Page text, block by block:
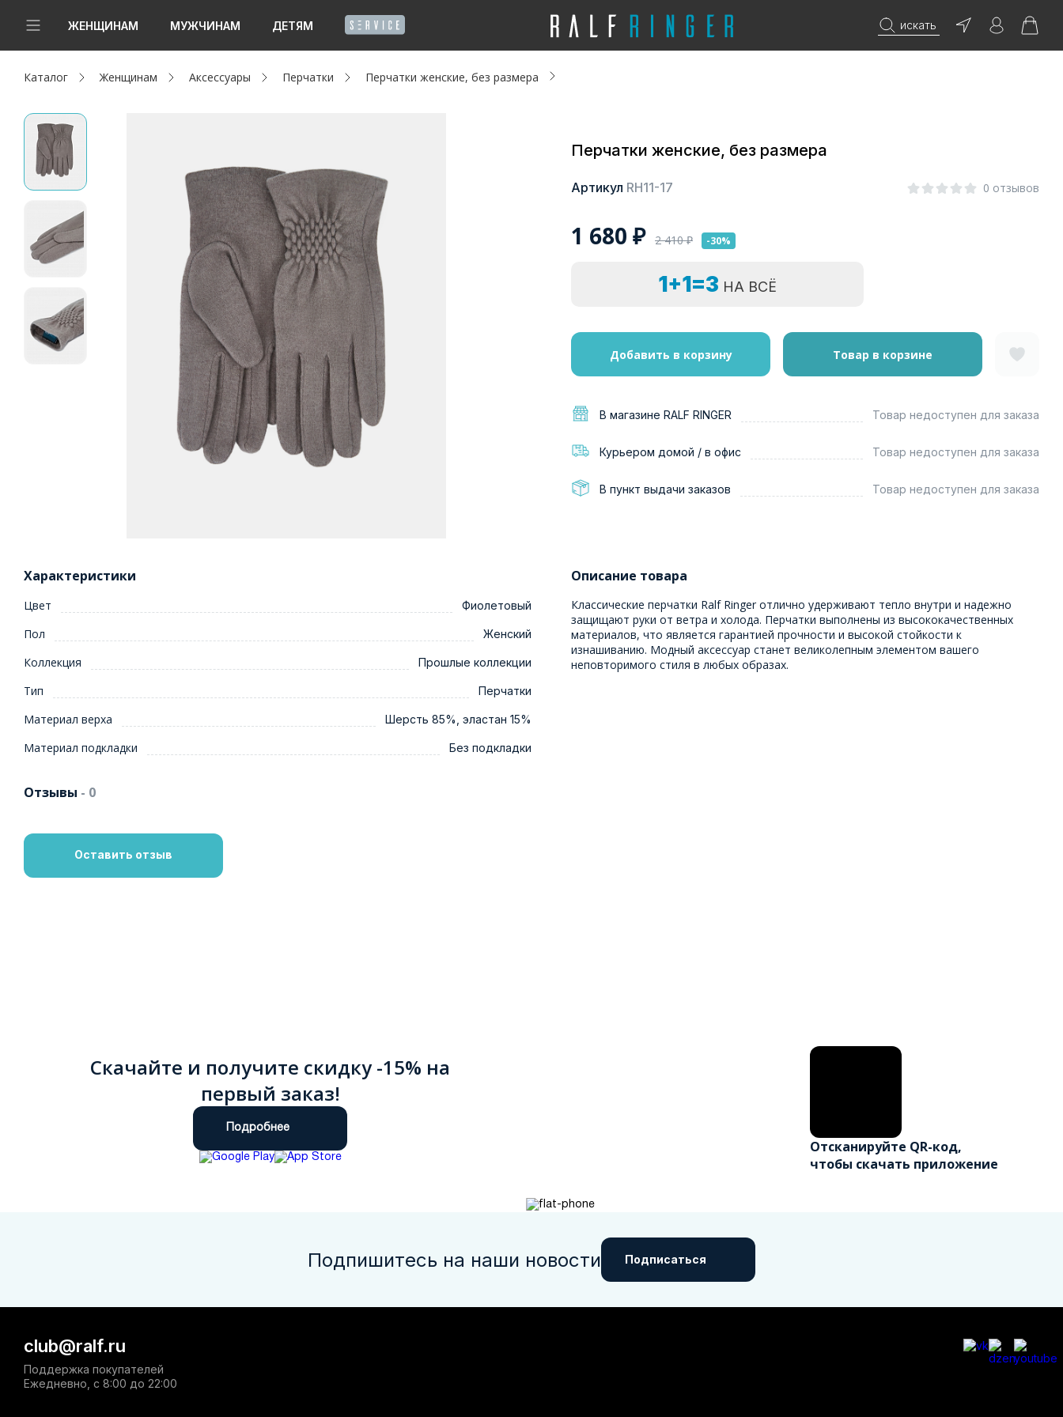
ЖЕНЩИНАМ МУЖЧИНАМ ДЕТЯМ искать
Новинки
Женщинам
Мужчинам
Капсула
Акции / Новости
Адреса магазинов
Каталог Женщинам Аксессуары Перчатки Перчатки женские, без размера
Перчатки женские, без размера
Артикул RH11-17 0 отзывов
1 680 ₽ 2 410₽ -30%
1+1=3 НА ВСЁ
Добавить в корзину Товар в корзине
В магазине RALF RINGER Товар недоступен для заказа
Курьером домой / в офис Товар недоступен для заказа
В пункт выдачи заказов Товар недоступен для заказа
Характеристики
Цвет Фиолетовый
Пол Женский
Коллекция Прошлые коллекции
Тип Перчатки
Материал верха Шерсть 85%, эластан 15%
Материал подкладки Без подкладки
Описание товара
Классические перчатки Ralf Ringer отлично удерживают тепло внутри и надежно
защищают руки от ветра и холода. Перчатки выполнены из высококачественных
материалов, что является гарантией прочности и высокой стойкости к
изнашиванию. Модный аксессуар станет великолепным элементом вашего
неповторимого стиля в любых образах.
Отзывы - 0
Оставить отзыв
Скачайте и получите скидку -15% на
первый заказ!
Подробнее
Отсканируйте QR-код,
чтобы скачать приложение
Подпишитесь на наши новости Подписаться
club@ralf.ru
Поддержка покупателей
Ежедневно, с 8:00 до 22:00